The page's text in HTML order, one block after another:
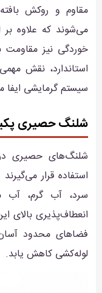
مقاوم و روکش
می‌شوند که علاوه بر
خوردگی نیز مقاومت
استاندارد، نقش
سیستم گرمایشی ایفا
شلنگ حصیری
شلنگ‌های حصیری
استفاده قرار
سرد، آب گرم، آب
انعطاف‌پذیری
فضاهای محدود
لوله‌کشی کاهش یابد.